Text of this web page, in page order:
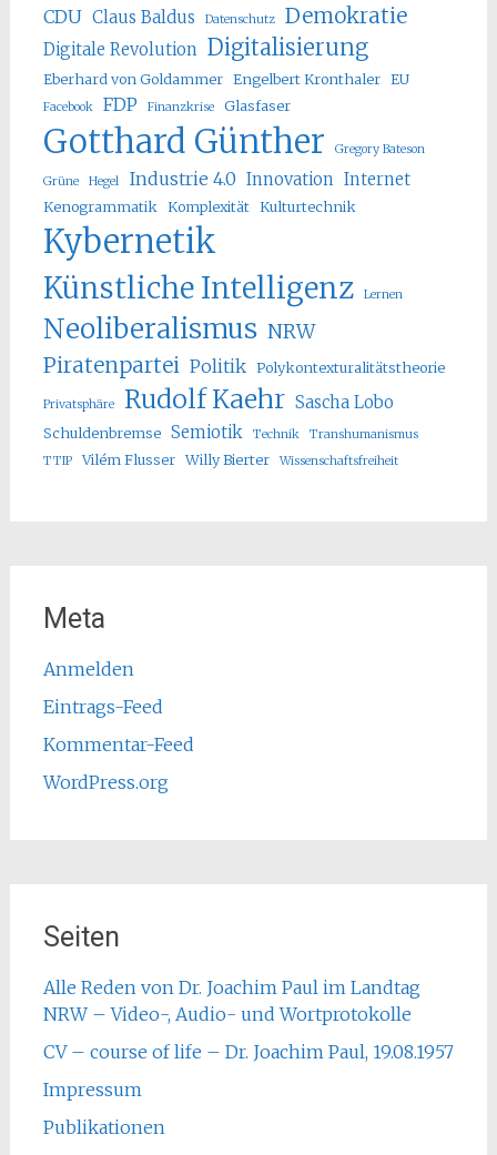
CDU Claus Baldus Datenschutz Demokratie
Digitale Revolution Digitalisierung
Eberhard von Goldammer Engelbert Kronthaler EU
Facebook FDP Finanzkrise Glasfaser
Gotthard Günther Gregory Bateson
Grüne Hegel Industrie 4.0 Innovation Internet
Kenogrammatik Komplexität Kulturtechnik
Kybernetik
Künstliche Intelligenz Lernen
Neoliberalismus NRW
Piratenpartei Politik Polykontexturalitätstheorie
Privatsphäre Rudolf Kaehr Sascha Lobo
Schuldenbremse Semiotik Technik
Transhumanismus
TTIP
Vilém Flusser Willy Bierter Wissenschaftsfreiheit
Meta
Anmelden
Eintrags-Feed
Kommentar-Feed
WordPress.org
Seiten
Alle Reden von Dr. Joachim Paul im Landtag
NRW – Video-, Audio- und Wortprotokolle
CV – course of life – Dr. Joachim Paul, 19.08.1957
Impressum
Publikationen